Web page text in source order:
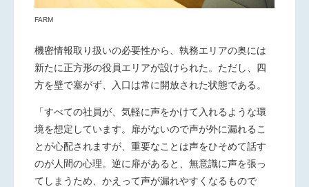
FARM
機密情報取り扱いの必要性から、執務エリアの奥には
新たに正方形の役員エリアが設けられた。ただし、四
方を壁で塞がず、入口は常に開放された状態である。
「すべての社員が、気軽に声をかけて入れるような環
境を想定しています。扉がないので声が外に漏れるこ
とが心配されますが、重要なことは声をひそめて話す
のが人間の心理。逆に扉があると、無意識に声を張っ
てしまうため、かえって声が漏れやすくなるもので